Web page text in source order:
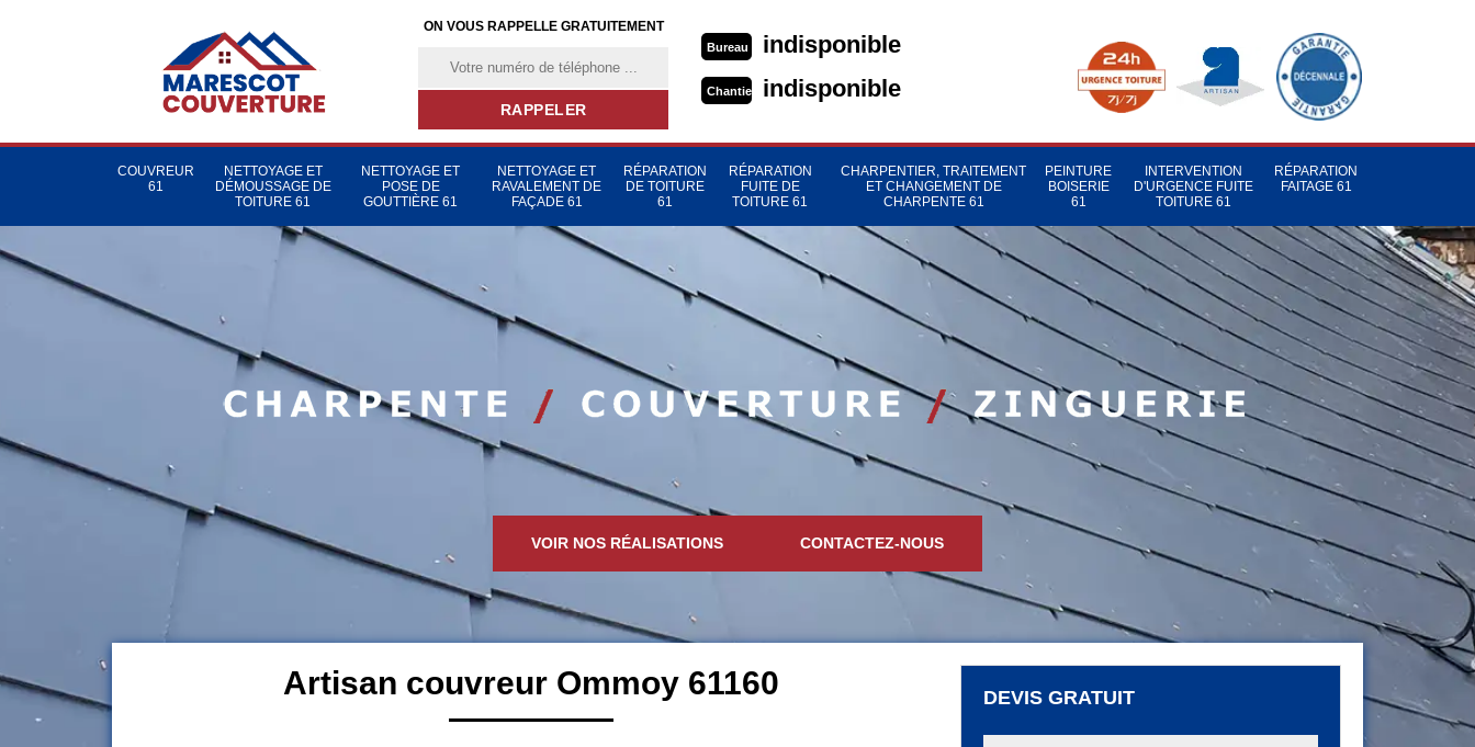
ON VOUS RAPPELLE GRATUITEMENT
Bureau indisponible
Chantier indisponible
COUVREUR
61
NETTOYAGE ET
DÉMOUSSAGE DE
TOITURE 61
NETTOYAGE ET
POSE DE
GOUTTIÈRE 61
NETTOYAGE ET
RAVALEMENT DE
FAÇADE 61
RÉPARATION
DE TOITURE
61
RÉPARATION
FUITE DE
TOITURE 61
CHARPENTIER, TRAITEMENT
ET CHANGEMENT DE
CHARPENTE 61
PEINTURE
BOISERIE
61
INTERVENTION
D'URGENCE FUITE
TOITURE 61
RÉPARATION
FAITAGE 61
VOIR NOS RÉALISATIONS CONTACTEZ-NOUS
Artisan couvreur Ommoy 61160 DEVIS GRATUIT